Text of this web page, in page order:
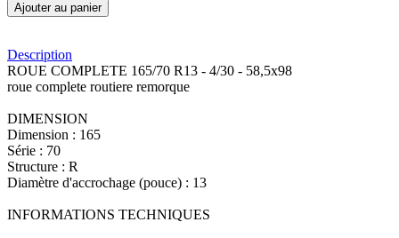
Ajouter au panier
Description
ROUE COMPLETE 165/70 R13 - 4/30 - 58,5x98
roue complete routiere remorque
DIMENSION
Dimension : 165
Série : 70
Structure : R
Diamètre d'accrochage (pouce) : 13
INFORMATIONS TECHNIQUES